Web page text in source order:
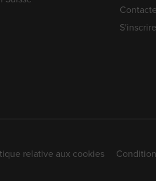
relative aux cookies